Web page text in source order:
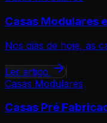
Casas Modulares
Nos dias de hoje, as
Ler artigo
Casas Modulares
Casas Pré